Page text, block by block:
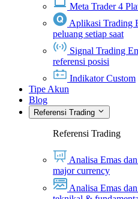
Meta Trader 4
Aplikasi Trading
peluang setiap saat
Signal Trading
referensi posisi
Indikator Custom
Tipe Akun
Blog
Referensi Trading
Referensi Trading
Analisa Emas
major currency
Analisa Emas